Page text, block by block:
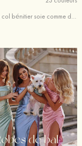
Fourreau col bénitier soie comme du satin traîne balayage robe de bal